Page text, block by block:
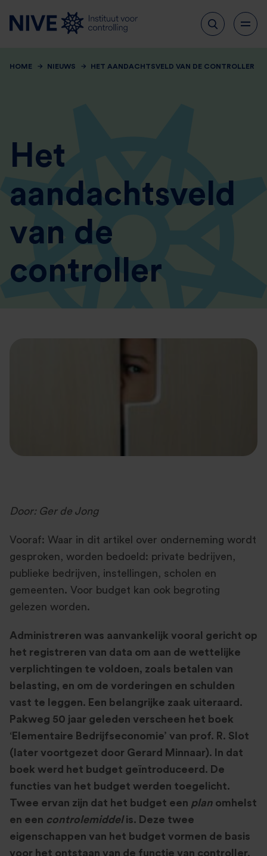
HOME NIEUWS HET AANDACHTSVELD VAN DE CONTROLLER
Het
aandachtsveld
van de
controller
Door: Ger de Jong
Vooraf: Waar in dit artikel over onderneming wordt
gesproken, worden bedoeld: private bedrijven,
publieke bedrijven, instellingen, scholen en
gemeenten. Voor budget kan ook begroting
gelezen worden.
Administreren was aanvankelijk vooral gericht op
het registreren van data om aan de wettelijke
verplichtingen te voldoen, zoals betalen van
belasting, en om de vorderingen en schulden
vast te leggen. Een belangrijke zaak uiteraard.
Pakweg 50 jaar geleden verscheen het boek
‘Elementaire Bedrijfseconomie’ van prof. R. Slot
(later voortgezet door Gerard Minnaar). In dat
boek werd het budget geïntroduceerd. De
functies van het budget werden toegelicht.
Twee ervan zijn dat het budget een plan omhelst
en een controlemiddelis. Deze twee
eigenschappen van het budget vormen de basis
voor het ontstaan van de functie van controller.